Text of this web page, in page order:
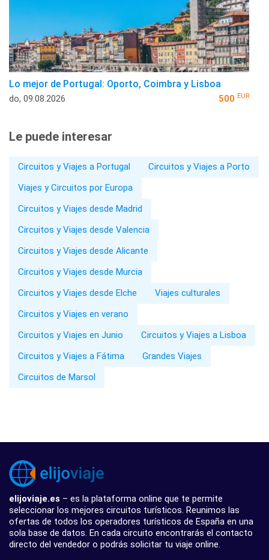
Lo mejor de Portugal: Oporto, Coimbra y Lisboa
do, 09.08.2026 500 EUR
Le puede interesar
Circuitos y Viajes a Portugal
Circuitos y Viajes a Porto
Viajes y Circuitos por Europa
Circuitos y Viajes desde Madrid
Circuitos y Viajes desde Valencia
Circuitos y Viajes desde Alicante
Circuitos y Viajes desde Murcia
Circuitos y Viajes desde Elche
Viajes culturales
Circuitos y Viajes en verano
Circuitos y Viajes en Junio
Circuitos y Viajes a Lisboa
Circuitos y Viajes a Fátima
Grandes Viajes
Circuitos de Marsol
elijoviaje.es – es la plataforma online que te permite
seleccionar los mejores circuitos turísticos. Reunimos las
ofertas de todos los operadores turísticos de España en una
sola base de datos. En cada circuito encontrarás el contacto
directo del vendedor o podrás solicitar tu viaje online.